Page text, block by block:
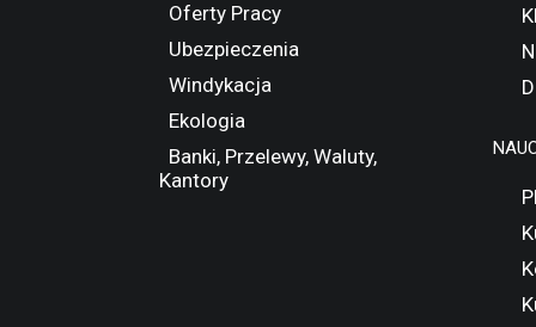
Oferty Pracy
Ubezpieczenia
Windykacja
Ekologia
Banki, Przelewy, Waluty,
Kantory